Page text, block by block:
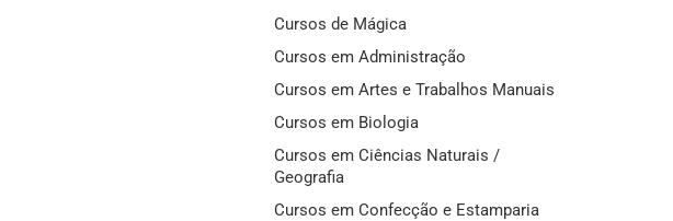
Cursos de Mágica
Cursos em Administração
Cursos em Artes e Trabalhos Manuais
Cursos em Biologia
Cursos em Ciências Naturais /
Geografia
Cursos em Confecção e Estamparia